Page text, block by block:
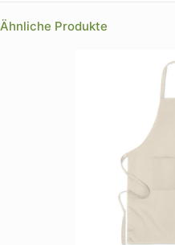
Ähnliche Produkte